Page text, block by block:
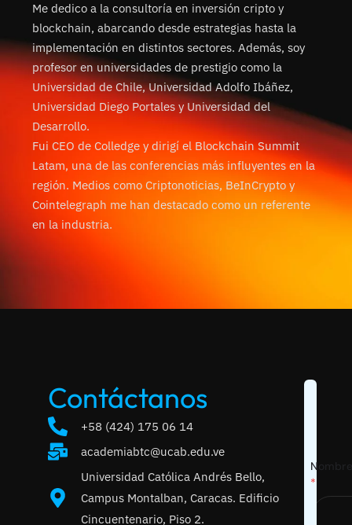
Me dedico a la consultoría en inversión cripto y
blockchain, abarcando desde estrategias hasta la
implementación en distintos sectores. Además, soy
profesor en universidades de prestigio como la
Universidad de Chile, Universidad Adolfo Ibáñez,
Universidad Diego Portales y Universidad del
Desarrollo.
Fui CEO de Colledge y dirigí el Blockchain Summit
Latam, una de las conferencias más influyentes en la
región. Medios como Criptonoticias, BeInCrypto y
Cointelegraph me han destacado como un referente
en la industria.
Contáctanos
+58 (424) 175 06 14
academiabtc@ucab.edu.ve
Universidad Católica Andrés Bello,
Campus Montalban, Caracas. Edificio
Cincuentenario, Piso 2.
*